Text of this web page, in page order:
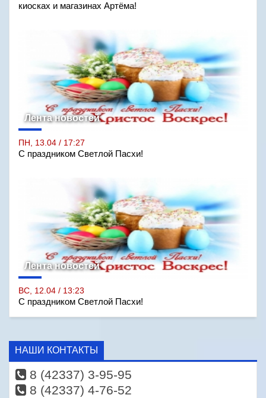
киосках и магазинах Артёма!
Лента новостей
ПН, 13.04 / 17:27
С праздником Светлой Пасхи!
Лента новостей
ВС, 12.04 / 13:23
С праздником Светлой Пасхи!
НАШИ КОНТАКТЫ
8 (42337) 3-95-95
8 (42337) 4-76-52